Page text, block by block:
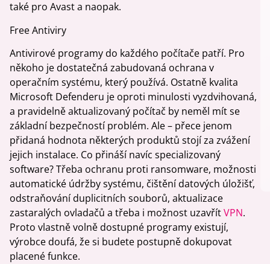
také pro Avast a naopak.
Free Antiviry
Antivirové programy do každého počítače patří. Pro
někoho je dostatečná zabudovaná ochrana v
operačním systému, který používá. Ostatně kvalita
Microsoft Defenderu je oproti minulosti vyzdvihovaná,
a pravidelně aktualizovaný počítač by neměl mít se
základní bezpečností problém. Ale – přece jenom
přidaná hodnota některých produktů stojí za zvážení
jejich instalace. Co přináší navíc specializovaný
software? Třeba ochranu proti ransomware, možnosti
automatické údržby systému, čištění datových úložišť,
odstraňování duplicitních souborů, aktualizace
zastaralých ovladačů a třeba i možnost uzavřítVPN.
Proto vlastně volně dostupné programy existují,
výrobce doufá, že si budete postupně dokupovat
placené funkce.